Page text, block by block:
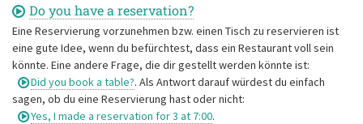
Do you have a reservation?
Eine Reservierung vorzunehmen bzw. einen Tisch zu reservieren ist
eine gute Idee, wenn du befürchtest, dass ein Restaurant voll sein
könnte. Eine andere Frage, die dir gestellt werden könnte ist:
Did you book a table?. Als Antwort darauf würdest du einfach
sagen, ob du eine Reservierung hast oder nicht:
Yes, I made a reservation for 3 at 7:00.